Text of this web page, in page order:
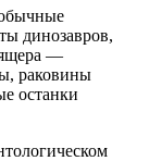
динозавров,
ящера —
раковины
останки